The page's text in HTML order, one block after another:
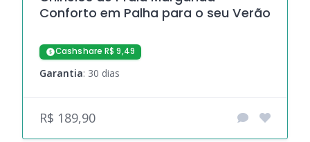
Conforto em Palha para o seu Verão
Cashshare R$ 9,49
Garantia: 30 dias
R$ 189,90